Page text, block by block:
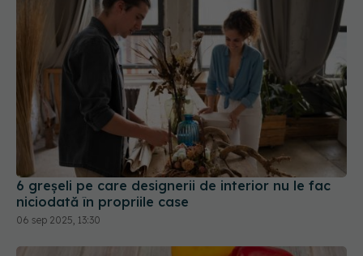
6 greșeli pe care designerii de interior nu le fac
niciodată în propriile case
06 sep 2025, 13:30